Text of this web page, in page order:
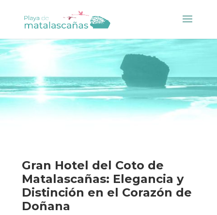
Gran Hotel del Coto de
Matalascañas: Elegancia y
Distinción en el Corazón de
Doñana